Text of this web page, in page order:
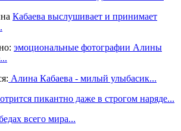
Кабаева выслушивает и принимает
эмоциональные фотографии Алины
Алина Кабаева - милый улыбасик...
пикантно даже в строгом наряде...
всего мира...